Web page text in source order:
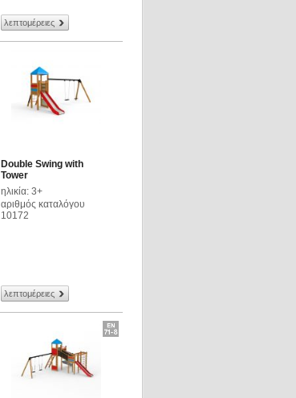
λεπτομέρειες
Double Swing with
Tower
ηλικία: 3+
αριθμός καταλόγου
10172
λεπτομέρειες